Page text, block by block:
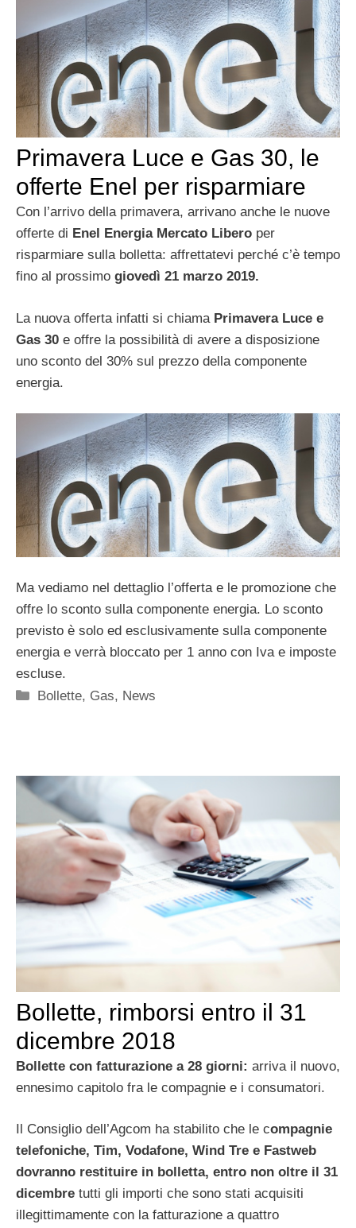
Primavera Luce e Gas 30, le
offerte Enel per risparmiare
Con l’arrivo della primavera, arrivano anche le nuove
offerte di Enel Energia Mercato Libero per
risparmiare sulla bolletta: affrettatevi perché c’è tempo
fino al prossimo giovedì 21 marzo 2019.
La nuova offerta infatti si chiama Primavera Luce e
Gas 30 e offre la possibilità di avere a disposizione
uno sconto del 30% sul prezzo della componente
energia.
Ma vediamo nel dettaglio l’offerta e le promozione che
offre lo sconto sulla componente energia. Lo sconto
previsto è solo ed esclusivamente sulla componente
energia e verrà bloccato per 1 anno con Iva e imposte
escluse.
Categorie
Bollette, Gas, News
Bollette, rimborsi entro il 31
dicembre 2018
Bollette con fatturazione a 28 giorni: arriva il nuovo,
ennesimo capitolo fra le compagnie e i consumatori.
Il Consiglio dell’Agcom ha stabilito che le compagnie
telefoniche, Tim, Vodafone, Wind Tre e Fastweb
dovranno restituire in bolletta, entro non oltre il 31
dicembre tutti gli importi che sono stati acquisiti
illegittimamente con la fatturazione a quattro